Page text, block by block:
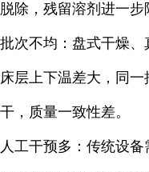
脱除，残留溶剂进一步
批次不均：盘式干燥、
床层上下温差大，同
干，质量一致性差。
人工干预多：传统设